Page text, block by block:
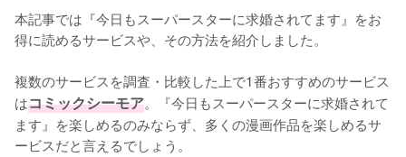
本記事では『今日もスーパースターに求婚されてます』をお
得に読めるサービスや、その方法を紹介しました。
複数のサービスを調査・比較した上で1番おすすめのサービス
はコミックシーモア。『今日もスーパースターに求婚されて
ます』を楽しめるのみならず、多くの漫画作品を楽しめるサ
ービスだと言えるでしょう。